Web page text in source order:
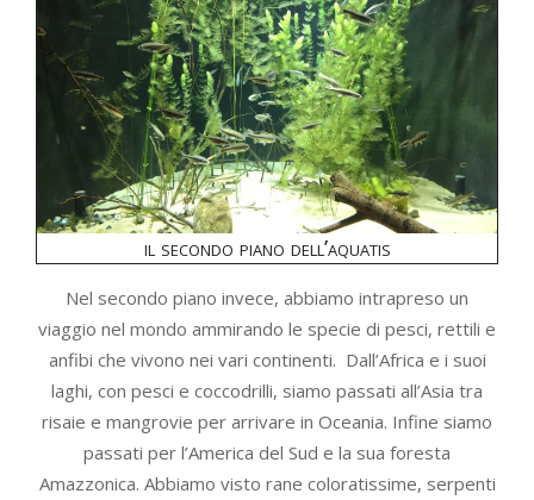
il secondo piano dell’aquatis
Nel secondo piano invece, abbiamo intrapreso un
viaggio nel mondo ammirando le specie di pesci, rettili e
anfibi che vivono nei vari continenti. Dall’Africa e i suoi
laghi, con pesci e coccodrilli, siamo passati all’Asia tra
risaie e mangrovie per arrivare in Oceania. Infine siamo
passati per l’America del Sud e la sua foresta
Amazzonica. Abbiamo visto rane coloratissime, serpenti